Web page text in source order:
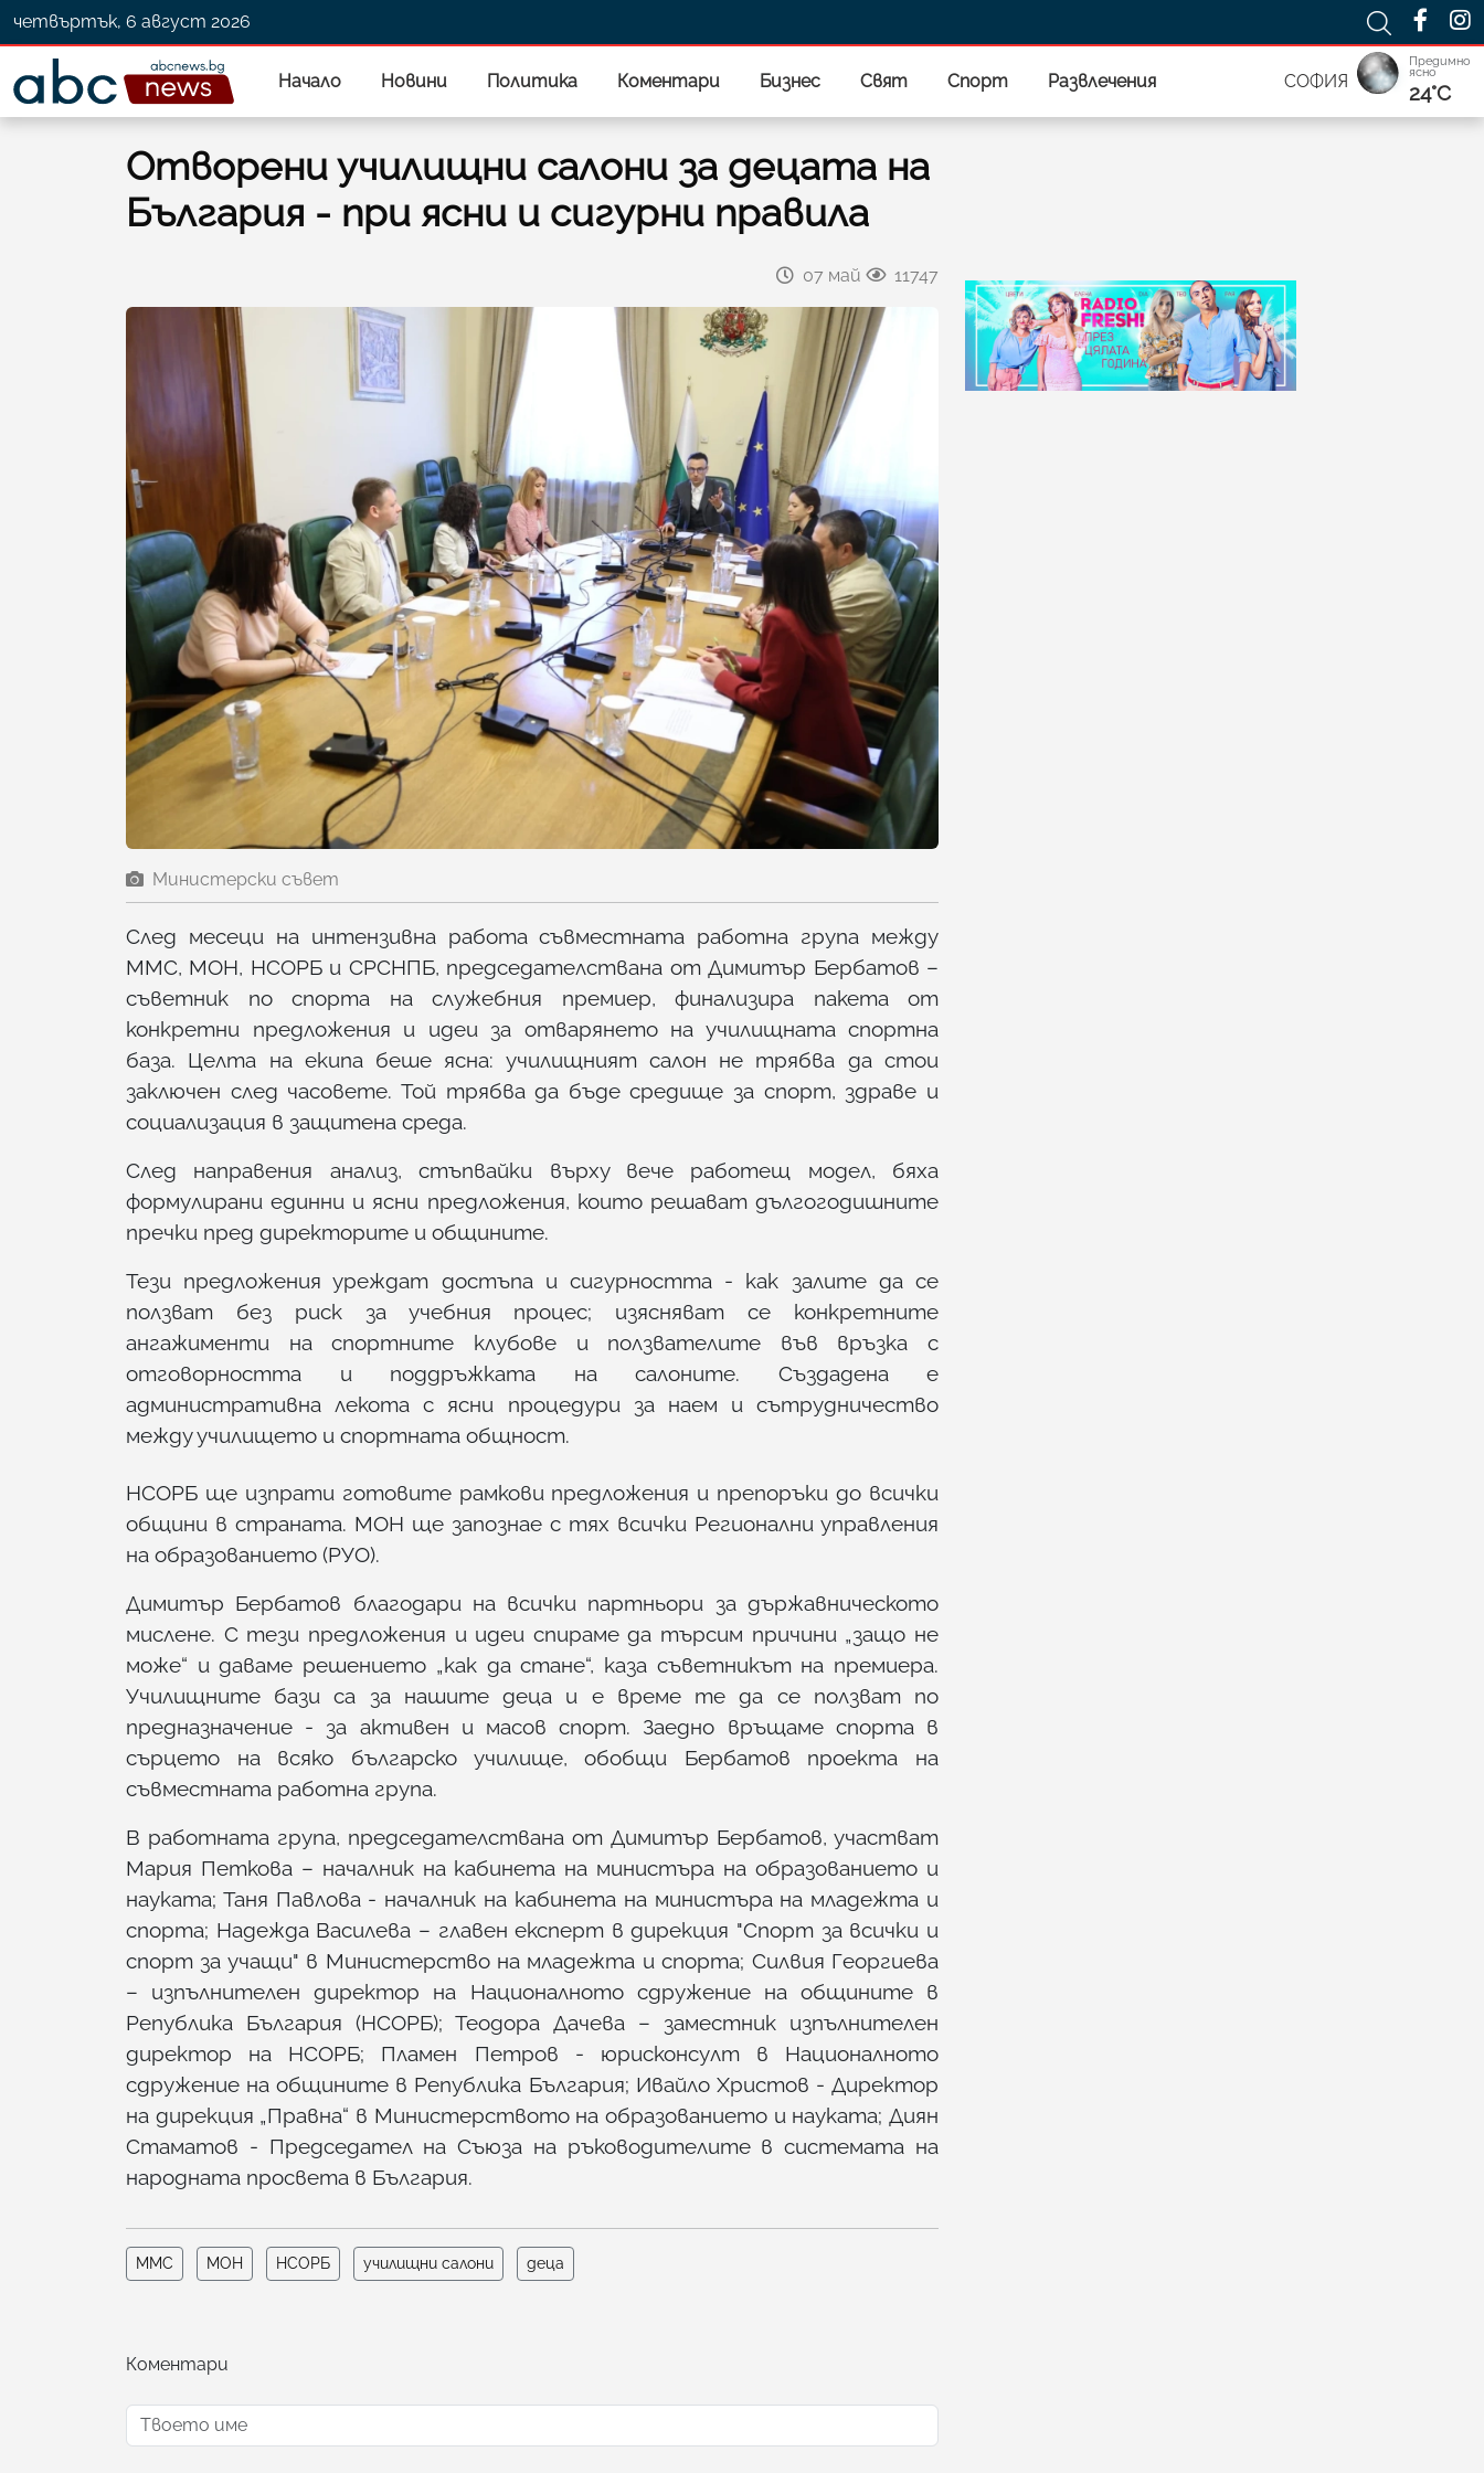
четвъртък, 6 август 2026
Начало Новини Политика Коментари Бизнес Свят Спорт Развлечения СОФИЯ
Предимно
ясно
24°C
Отворени училищни салони за децата на
България - при ясни и сигурни правила
07 май 11747
Министерски съвет
След месеци на интензивна работа съвместната работна група между
ММС, МОН, НСОРБ и СРСНПБ, председателствана от Димитър Бербатов –
съветник по спорта на служебния премиер, финализира пакета от
конкретни предложения и идеи за отварянето на училищната спортна
база. Целта на екипа беше ясна: училищният салон не трябва да стои
заключен след часовете. Той трябва да бъде средище за спорт, здраве и
социализация в защитена среда.
След направения анализ, стъпвайки върху вече работещ модел, бяха
формулирани единни и ясни предложения, които решават дългогодишните
пречки пред директорите и общините.
Тези предложения уреждат достъпа и сигурността - как залите да се
ползват без риск за учебния процес; изясняват се конкретните
ангажименти на спортните клубове и ползвателите във връзка с
отговорността и поддръжката на салоните. Създадена е
административна лекота с ясни процедури за наем и сътрудничество
между училището и спортната общност.
НСОРБ ще изпрати готовите рамкови предложения и препоръки до всички
общини в страната. МОН ще запознае с тях всички Регионални управления
на образованието (РУО).
Димитър Бербатов благодари на всички партньори за държавническото
мислене. С тези предложения и идеи спираме да търсим причини „защо не
може“ и даваме решението „как да стане“, каза съветникът на премиера.
Училищните бази са за нашите деца и е време те да се ползват по
предназначение - за активен и масов спорт. Заедно връщаме спорта в
сърцето на всяко българско училище, обобщи Бербатов проекта на
съвместната работна група.
В работната група, председателствана от Димитър Бербатов, участват
Мария Петкова – началник на кабинета на министъра на образованието и
науката; Таня Павлова - началник на кабинета на министъра на младежта и
спорта; Надежда Василева – главен експерт в дирекция "Спорт за всички и
спорт за учащи" в Министерство на младежта и спорта; Силвия Георгиева
– изпълнителен директор на Националното сдружение на общините в
Република България (НСОРБ); Теодора Дачева – заместник изпълнителен
директор на НСОРБ; Пламен Петров - юрисконсулт в Националното
сдружение на общините в Република България; Ивайло Христов - Директор
на дирекция „Правна“ в Министерството на образованието и науката; Диян
Стаматов - Председател на Съюза на ръководителите в системата на
народната просвета в България.
ММС МОН НСОРБ училищни салони деца
Коментари